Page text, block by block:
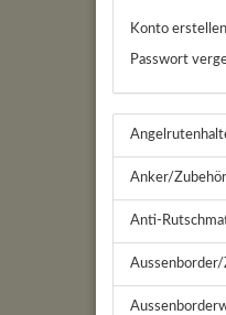
Konto erstellen
Passwort
Anker/Zubehör
Anti-